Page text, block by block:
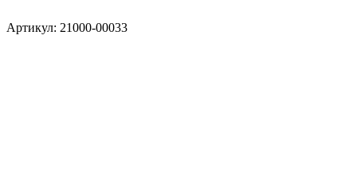
Артикул: 21000-00033